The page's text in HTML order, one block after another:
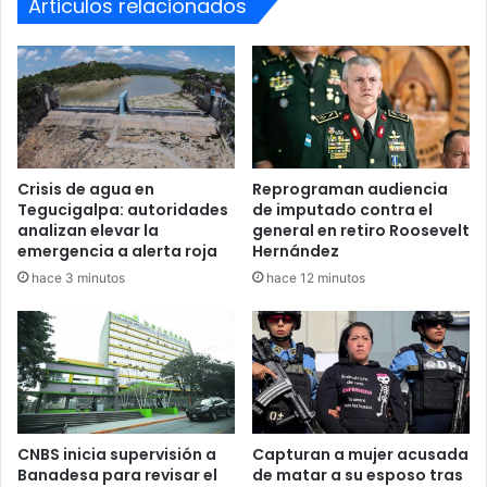
representa una herramienta clave para acelerar procesos
y fortalecer la capacidad de respuesta institucional,
contribuyendo a mejorar la atención médica y la calidad de
los servicios que reciben miles de asegurados y sus
Articulos relacionados
Crisis de agua en
Tegucigalpa: autoridades
analizan elevar la
emergencia a alerta roja
hace 3 minutos
Reprograman audiencia
de imputado contra el
general en retiro Roosevelt
Hernández
hace 12 minutos
CNBS inicia supervisión a
Banadesa para revisar el
Capturan a mujer acusada
de matar a su esposo tras